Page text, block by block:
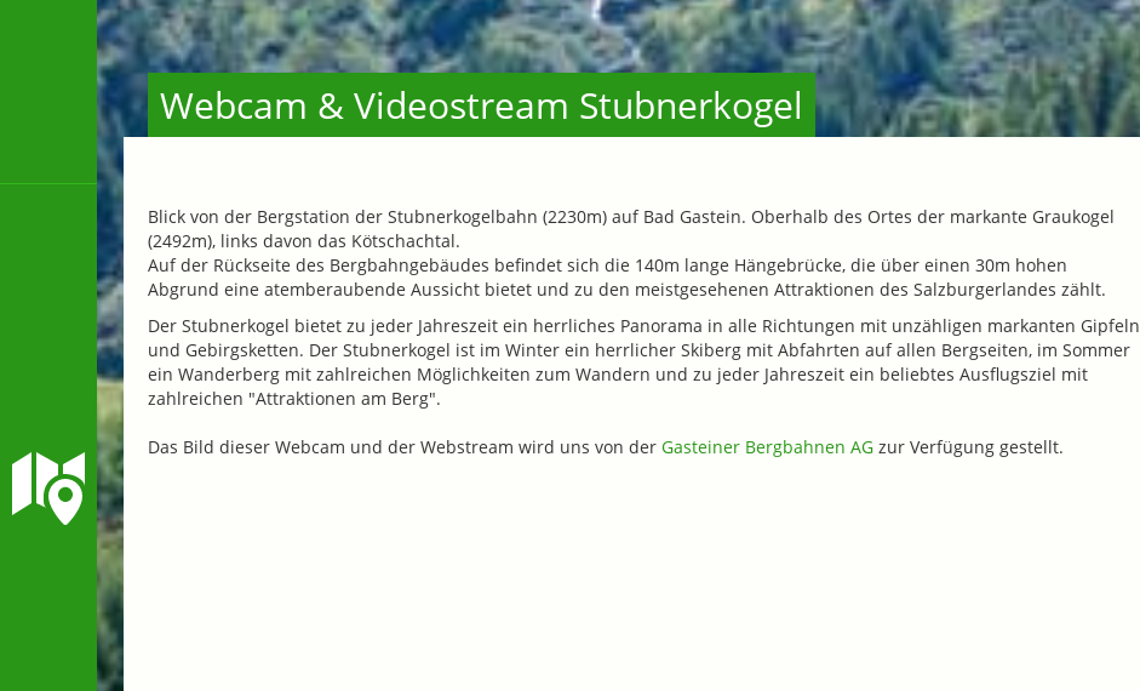
Webcam & Videostream Stubnerkogel
Blick von der Bergstation der Stubnerkogelbahn (2230m) auf Bad Gastein. Oberhalb des Ortes der markante Graukogel
(2492m), links davon das Kötschachtal.
Auf der Rückseite des Bergbahngebäudes befindet sich die 140m lange Hängebrücke, die über einen 30m hohen
Abgrund eine atemberaubende Aussicht bietet und zu den meistgesehenen Attraktionen des Salzburgerlandes zählt.
Der Stubnerkogel bietet zu jeder Jahreszeit ein herrliches Panorama in alle Richtungen mit unzähligen markanten Gipfeln
und Gebirgsketten. Der Stubnerkogel ist im Winter ein herrlicher Skiberg mit Abfahrten auf allen Bergseiten, im Sommer
ein Wanderberg mit zahlreichen Möglichkeiten zum Wandern und zu jeder Jahreszeit ein beliebtes Ausflugsziel mit
zahlreichen "Attraktionen am Berg".
Das Bild dieser Webcam und der Webstream wird uns von der Gasteiner Bergbahnen AG zur Verfügung gestellt.